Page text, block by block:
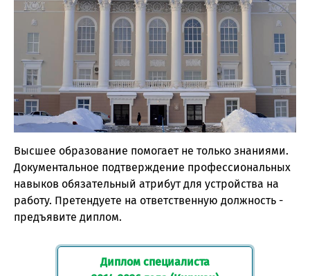
Высшее образование помогает не только знаниями.
Документальное подтверждение профессиональных
навыков обязательный атрибут для устройства на
работу. Претендуете на ответственную должность -
предъявите диплом.
Диплом специалиста